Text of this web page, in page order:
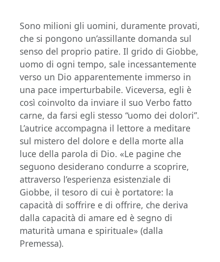
Sono milioni gli uomini, duramente provati,
che si pongono un’assillante domanda sul
senso del proprio patire. Il grido di Giobbe,
uomo di ogni tempo, sale incessantemente
verso un Dio apparentemente immerso in
una pace imperturbabile. Viceversa, egli è
così coinvolto da inviare il suo Verbo fatto
carne, da farsi egli stesso “uomo dei dolori”.
L’autrice accompagna il lettore a meditare
sul mistero del dolore e della morte alla
luce della parola di Dio. «Le pagine che
seguono desiderano condurre a scoprire,
attraverso l’esperienza esistenziale di
Giobbe, il tesoro di cui è portatore: la
capacità di soffrire e di offrire, che deriva
dalla capacità di amare ed è segno di
maturità umana e spirituale» (dalla
Premessa).